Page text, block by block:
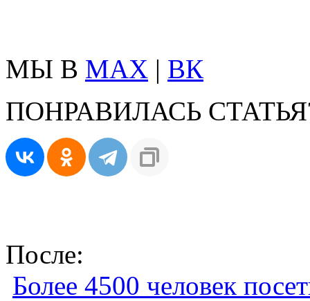
МЫ В MAX | ВК
ПОНРАВИЛАСЬ
После:
Более 4500 человек